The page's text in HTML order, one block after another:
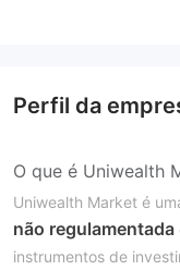
Perfil da
O que é Uniwealth
Uniwealth Market é
não regulamentada
instrumentos de